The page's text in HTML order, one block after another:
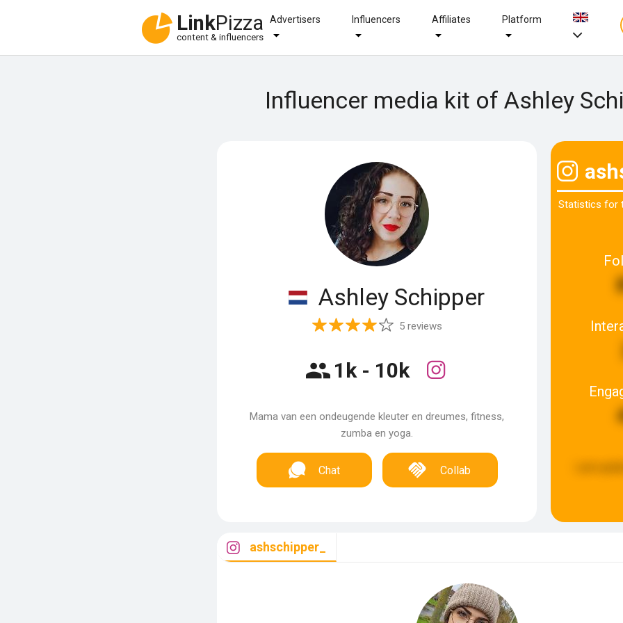
LinkPizza
content & influencers
Advertisers Influencers Affiliates Platform
Influencer media kit of Ashley
Ashley Schipper
5 reviews
1k - 10k
Mama van een ondeugende kleuter en dreumes, fitness,
zumba en yoga.
Chat Collab
Statistics for
ashschipper_